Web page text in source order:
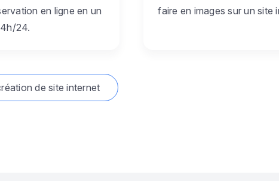
en ligne en un
24.
faire en images sur un site
de site internet